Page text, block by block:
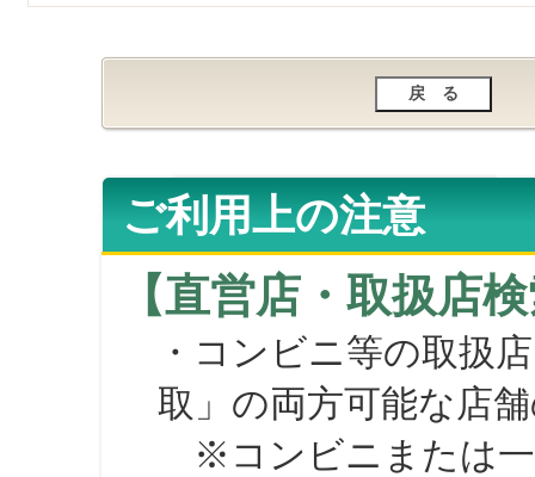
ご利用上の注意
【直営店・取扱店
・コンビニ等の取扱
取」の両方可能な店
※コンビニまたは一